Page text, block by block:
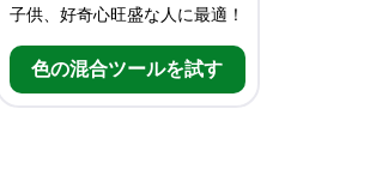
子供、好奇心旺盛な人に最適！
色の混合ツールを試す